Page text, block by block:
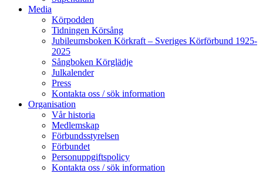
Media
Körpodden
Tidningen Körsång
Jubileumsboken Körkraft – Sveriges Körförbund 1925-
2025
Sångboken Körglädje
Julkalender
Press
Kontakta oss / sök information
Organisation
Vår historia
Medlemskap
Förbundsstyrelsen
Förbundet
Personuppgiftspolicy
Kontakta oss / sök information